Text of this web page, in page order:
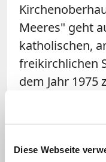
Diese Webseite
Meeres" geht
katholischen,
freikirchlichen
dem Jahr
am zweiten
Die
tödlich